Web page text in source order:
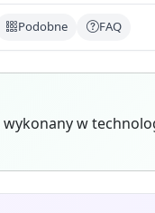
Podobne FAQ
wykonany w